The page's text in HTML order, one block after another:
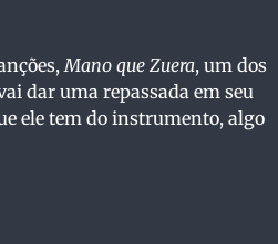
Mano que Zuera, um dos
dar uma repassada em seu
ele tem do instrumento, algo